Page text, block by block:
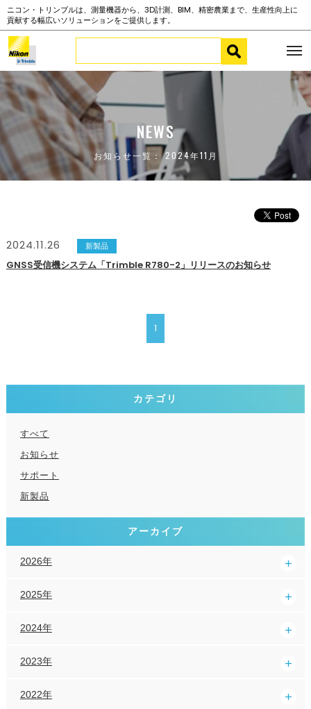
ニコン・トリンブルは、測量機器から、3D計測、BIM、精密農業まで、生産性向上に
貢献する幅広いソリューションをご提供します。
NEWS
お知らせ一覧： 2024年11月
2024.11.26 新製品
GNSS受信機システム「Trimble R780-2」リリースのお知らせ
1
カテゴリ
すべて
お知らせ
サポート
新製品
アーカイブ
2026年
2025年
2024年
2023年
2022年